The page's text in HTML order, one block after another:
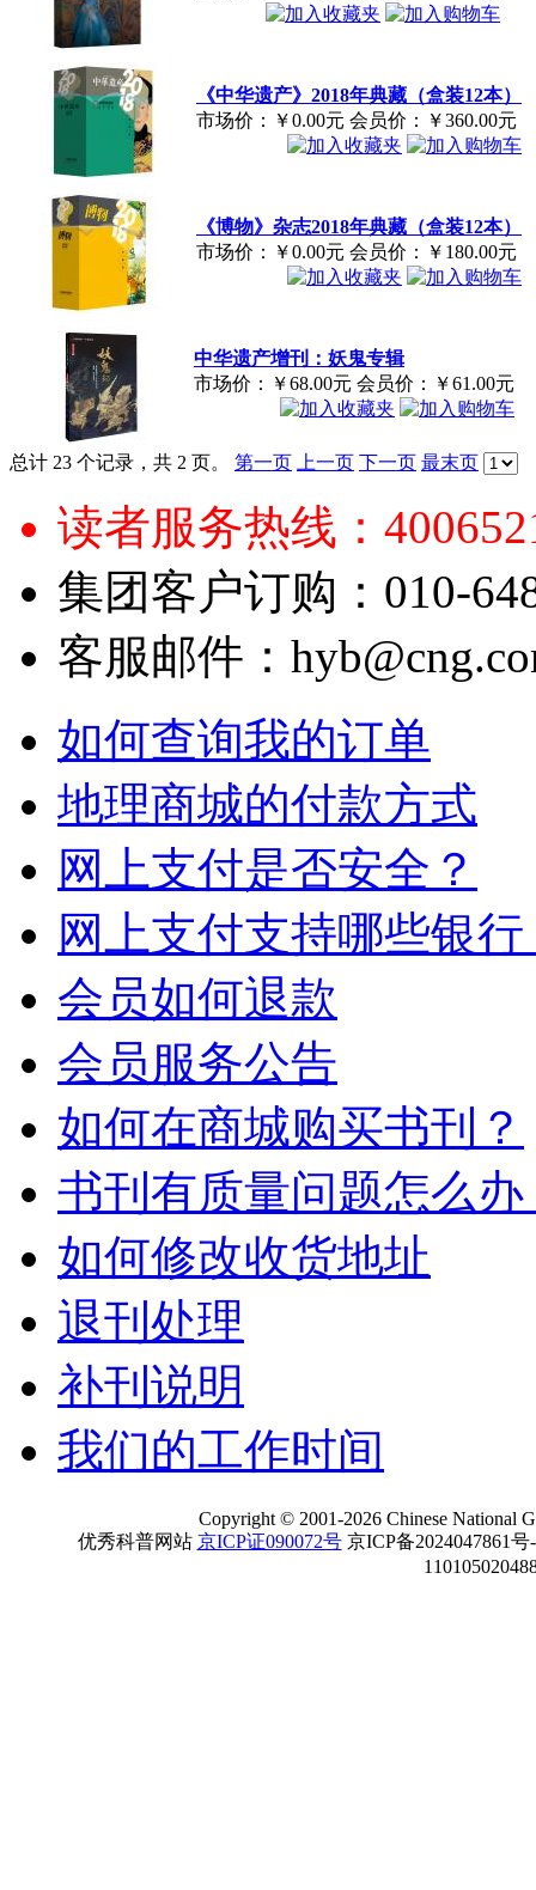
《中华遗产》2018年典藏（盒装12本）
市场价：
￥0.00元 会员价： ￥360.00元
《博物》杂志2018年典藏（盒装12本）
市场价：
￥0.00元 会员价： ￥180.00元
中华遗产增刊：妖鬼专辑
市场价：
￥68.00元 会员价： ￥61.00元
总计 23 个记录，共 2 页。 第一页 上一页 下一页 最末页
读者服务热线：
集团客户订购：010-
客服邮件：
如何查询我的订单
地理商城的付款方式
网上支付是否安全？
网上支付支持哪些银行
会员如何退款
会员服务公告
如何在商城购买书刊？
书刊有质量问题怎么办
如何修改收货地址
退刊处理
补刊说明
我们的工作时间
Copyright ©2001-2026 Chinese National
优秀科普网站 京ICP证090072号京ICP备2024047861